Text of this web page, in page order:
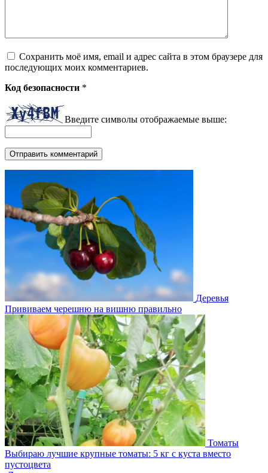
Сохранить моё имя, email и адрес сайта в этом браузере для
последующих моих комментариев.
Код безопасности *
Введите символы отображаемые выше:
Деревья
Прививаем черешню на вишню правильно
Томаты
Выбираю лучшие крупные томаты: 5 кг с куста вместо
пустоцвета